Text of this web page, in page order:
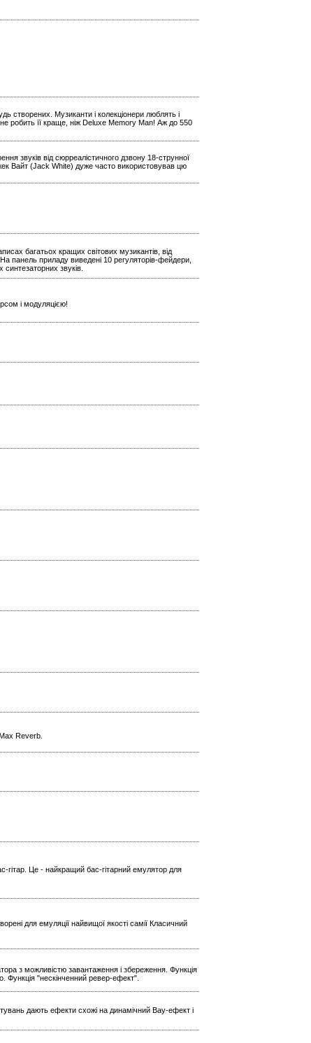
створених. Музиканти і колекціонери люблять і
робить її краще, ніж Deluxe Memory Man! Аж до 550
звуків від сюрреалістичного дзвону 18-струнної
Вайт (Jack White) дуже часто використовував цю
багатьох кращих світових музикантів, від
панель приладу виведені 10 регуляторів-фейдери,
звуків.
і модуляцією!
Reverb.
гітар. Це - найкращий бас-гітарний емулятор для
для емуляції найвищої якості самії Класичний
з можливістю завантаження і збереження. Функція
"нескінченний ревер-ефект".
дають ефекти схожі на динамічний Вау-ефект і